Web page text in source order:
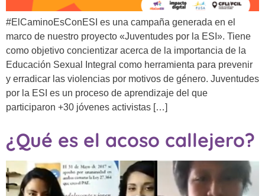
#ElCaminoEsConESI es una campaña generada en el
marco de nuestro proyecto «Juventudes por la ESI». Tiene
como objetivo concientizar acerca de la importancia de la
Educación Sexual Integral como herramienta para prevenir
y erradicar las violencias por motivos de género. Juventudes
por la ESI es un proceso de aprendizaje del que
participaron +30 jóvenes activistas […]
¿Qué es el acoso callejero?